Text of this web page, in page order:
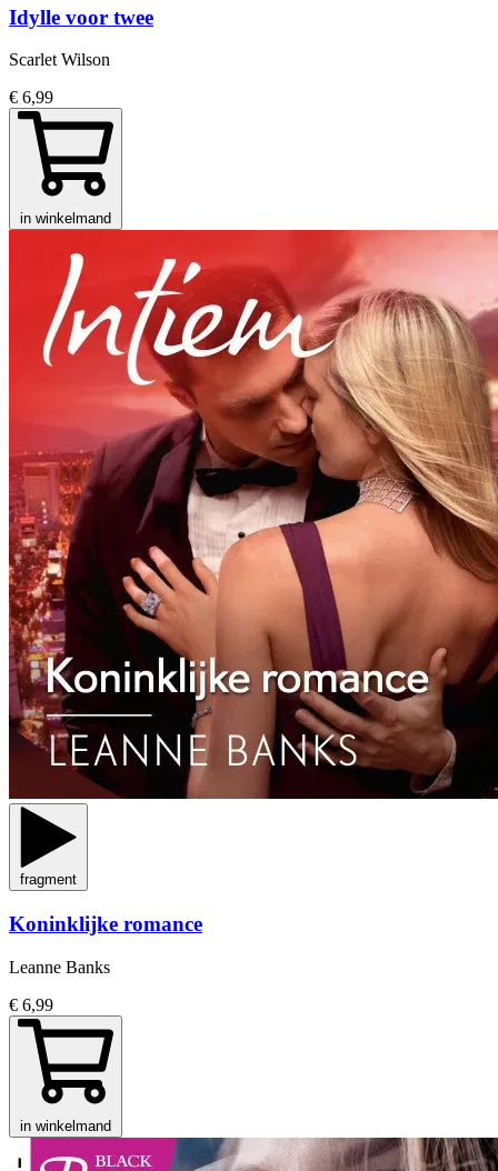
Idylle voor twee
Scarlet Wilson
€ 6,99
in winkelmand
fragment
Koninklijke romance
Leanne Banks
€ 6,99
in winkelmand